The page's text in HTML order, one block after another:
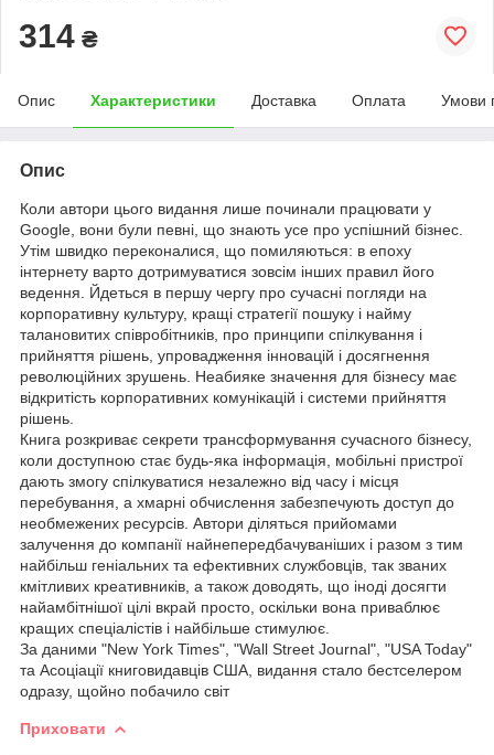
314 ₴
Опис Характеристики Доставка Оплата Умови
Опис
Коли автори цього видання лише починали працювати у
Google, вони були певні, що знають усе про успішний бізнес.
Утім швидко переконалися, що помиляються: в епоху
інтернету варто дотримуватися зовсім інших правил його
ведення. Йдеться в першу чергу про сучасні погляди на
корпоративну культуру, кращі стратегії пошуку і найму
талановитих співробітників, про принципи спілкування і
прийняття рішень, упровадження інновацій і досягнення
революційних зрушень. Неабияке значення для бізнесу має
відкритість корпоративних комунікацій і системи прийняття
рішень.
Книга розкриває секрети трансформування сучасного бізнесу,
коли доступною стає будь-яка інформація, мобільні пристрої
дають змогу спілкуватися незалежно від часу і місця
перебування, а хмарні обчислення забезпечують доступ до
необмежених ресурсів. Автори діляться прийомами
залучення до компанії найнепередбачуваніших і разом з тим
найбільш геніальних та ефективних службовців, так званих
кмітливих креативників, а також доводять, що іноді досягти
найамбітнішої цілі вкрай просто, оскільки вона приваблює
кращих спеціалістів і найбільше стимулює.
За даними "New York Times", "Wall Street Journal", "USA Today"
та Асоціації книговидавців США, видання стало бестселером
одразу, щойно побачило світ
Приховати